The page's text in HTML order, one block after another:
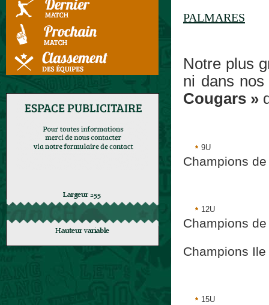
PALMARES
Notre plus
ni dans
Cougars »
9U
Champions
12U
Champions
Champions
15U